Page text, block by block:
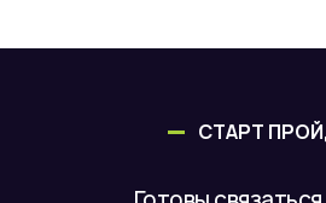
СТАРТ